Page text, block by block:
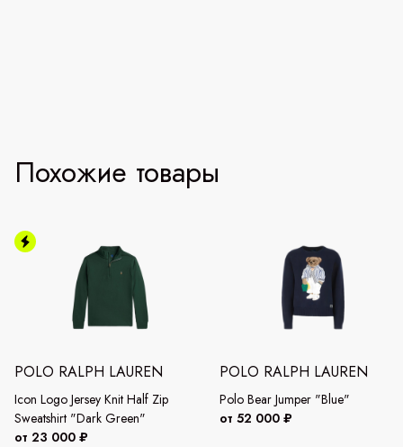
Похожие товары
POLO RALPH LAUREN
Icon Logo Jersey Knit Half Zip
Sweatshirt "Dark Green"
от 23 000 ₽
POLO RALPH LAUREN
Polo Bear Jumper "Blue"
от 52 000 ₽